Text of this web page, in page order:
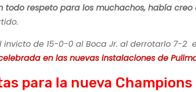
todo respeto para los muchachos, había
invicto de 15-0-0 al Boca Jr. al derrotarlo 7-2
en las nuevas instalaciones de
para la nueva Champions